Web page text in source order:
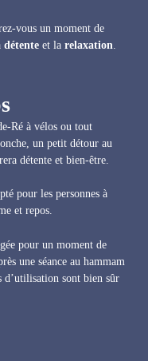
vous un moment de
détente et la relaxation
Ré à vélos ou tout
un petit détour au
détente et bien-être.
pour les personnes à
et repos.
pour un moment de
une séance au hammam
d’utilisation sont bien sûr